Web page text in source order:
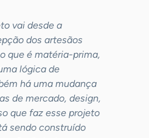
vai desde a
dos artesãos
que é matéria-prima,
lógica de
há uma mudança
de mercado, design,
que faz esse projeto
sendo construído